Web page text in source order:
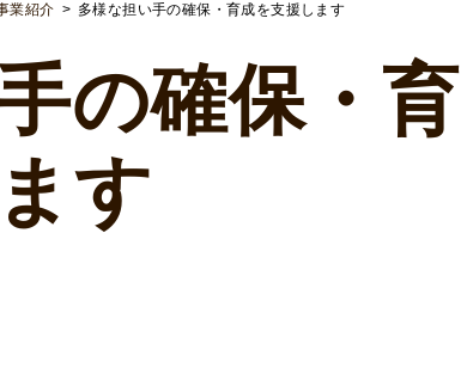
業紹介 多様な担い手の確保・育成を支援します
の確保・育
す